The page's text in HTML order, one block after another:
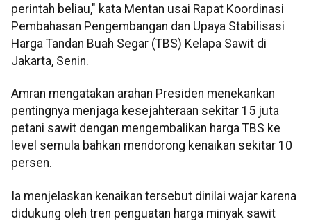
perintah beliau," kata Mentan usai Rapat Koordinasi
Pembahasan Pengembangan dan Upaya Stabilisasi
Harga Tandan Buah Segar (TBS) Kelapa Sawit di
Jakarta, Senin.
Amran mengatakan arahan Presiden menekankan
pentingnya menjaga kesejahteraan sekitar 15 juta
petani sawit dengan mengembalikan harga TBS ke
level semula bahkan mendorong kenaikan sekitar 10
persen.
Ia menjelaskan kenaikan tersebut dinilai wajar karena
didukung oleh tren penguatan harga minyak sawit